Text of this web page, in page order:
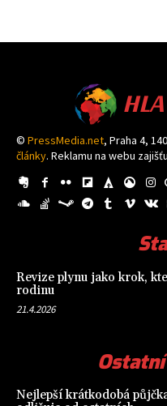
© PressMedia.net, Praha 4,
články. Reklamu na webu
Revize plynu jako krok,
rodinu
21.4.2026
Nejlepší krátkodobá